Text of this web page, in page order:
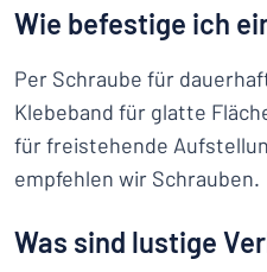
Wie befestige ich
Per Schraube für
Klebeband für glatte
für freistehende
empfehlen wir Schrauben.
Was sind lustige